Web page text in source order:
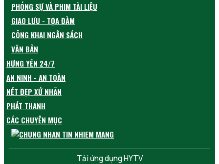
PHÓNG SỰ VÀ PHIM TÀI LIỆU
GIAO LƯU - TỌA ĐÀM
CÔNG KHAI NGÂN SÁCH
VĂN BẢN
HƯNG YÊN 24/7
AN NINH - AN TOÀN
NÉT ĐẸP XỨ NHÃN
PHÁT THANH
CÁC CHUYÊN MỤC
Tải ứng dụng HYTV